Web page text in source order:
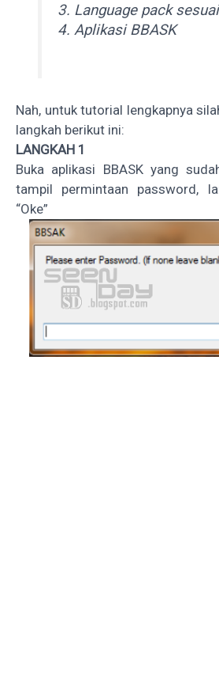
3. Language pack
4. Aplikasi BBASK
Nah, untuk tutorial lengkapnya
langkah berikut ini:
LANGKAH 1
Buka aplikasi BBASK yang
tampil permintaan password,
“Oke”